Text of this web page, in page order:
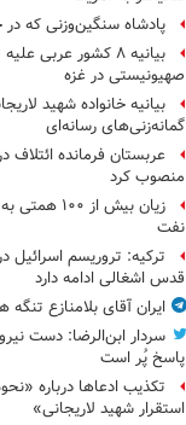
پادشاه سنگین‌وزنی که در
بیانیه ۸ کشور عربی
صهیونیستی در غزه
بیانیه خانواده شهید
گمانه‌زنی‌های رسانه‌ای
عربستان فرمانده ائتلاف
منصوب کرد
زیان بیش از
نفت
ترکیه: تروریسم اسرائیل
قدس اشغالی ادامه دارد
ایران آقای بلامنازع تنگه
سردار ابن‌الرضا: دست
پاسخ پُر است
تکذیب ادعاها درباره
استقرار شهید لاریجانی»